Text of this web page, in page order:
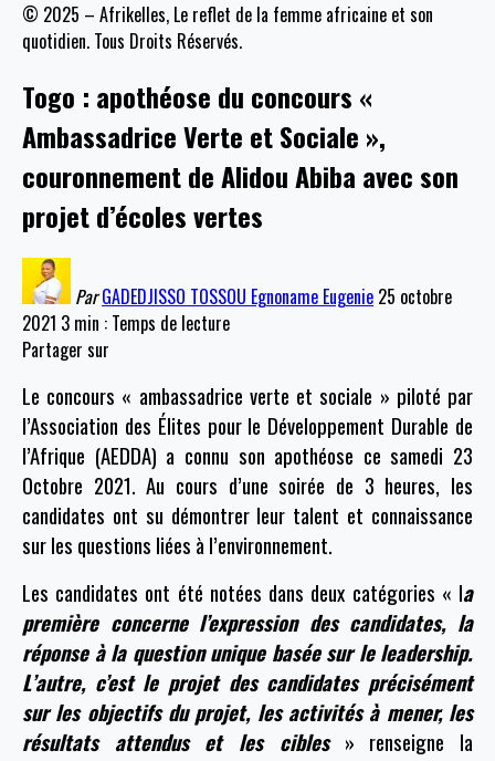
© 2025 – Afrikelles, Le reflet de la femme africaine et son
quotidien. Tous Droits Réservés.
Togo : apothéose du concours «
Ambassadrice Verte et Sociale »,
couronnement de Alidou Abiba avec son
projet d’écoles vertes
Par GADEDJISSO TOSSOU Egnoname Eugenie 25 octobre
2021 3 min : Temps de lecture
Partager sur
Le concours « ambassadrice verte et sociale » piloté par
l’Association des Élites pour le Développement Durable de
l’Afrique (AEDDA) a connu son apothéose ce samedi 23
Octobre 2021. Au cours d’une soirée de 3 heures, les
candidates ont su démontrer leur talent et connaissance
sur les questions liées à l’environnement.
Les candidates ont été notées dans deux catégories « la
première concerne l’expression des candidates, la
réponse à la question unique basée sur le leadership.
L’autre, c’est le projet des candidates précisément
sur les objectifs du projet, les activités à mener, les
résultats attendus et les cibles» renseigne la